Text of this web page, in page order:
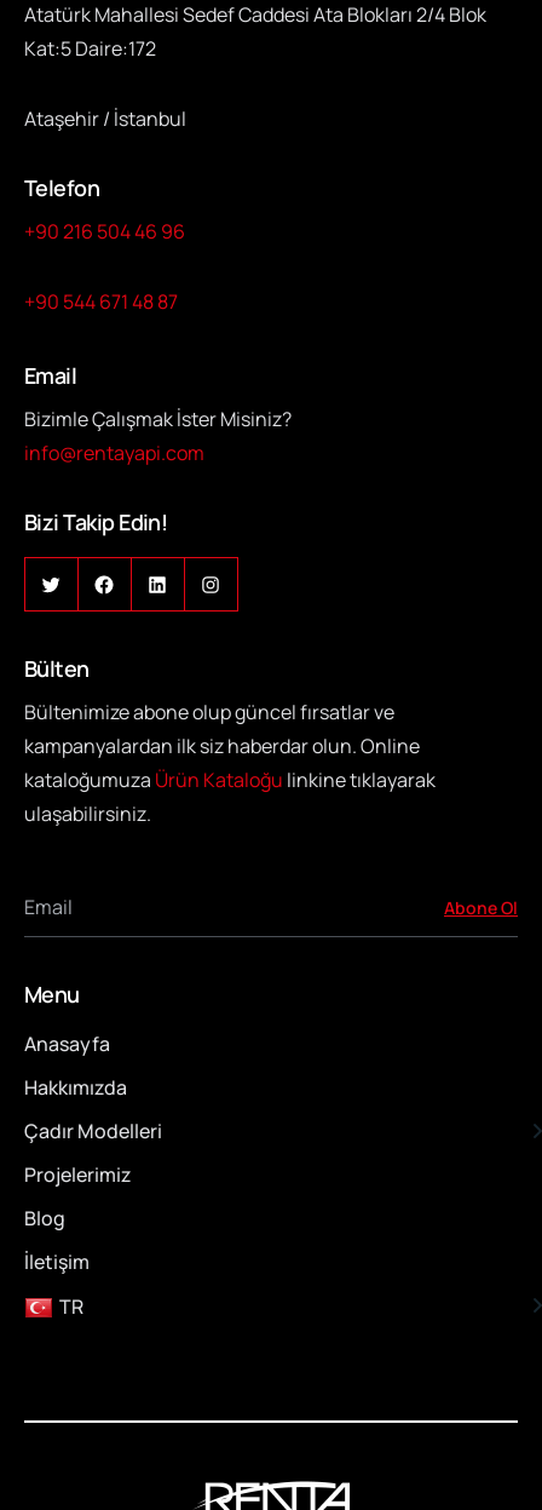
Atatürk Mahallesi Sedef Caddesi Ata Blokları 2/4 Blok
Kat:5 Daire:172
Ataşehir / İstanbul
Telefon
+90 216 504 46 96
+90 544 671 48 87
Email
Bizimle Çalışmak İster Misiniz?
info@rentayapi.com
Bizi Takip Edin!
Bülten
Bültenimize abone olup güncel fırsatlar ve
kampanyalardan ilk siz haberdar olun. Online
kataloğumuza Ürün Kataloğu linkine tıklayarak
ulaşabilirsiniz.
Email Abone Ol
Menu
Anasayfa
Hakkımızda
Çadır Modelleri
Projelerimiz
Blog
İletişim
TR